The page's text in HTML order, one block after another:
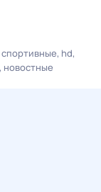
спортивные hd
новостные